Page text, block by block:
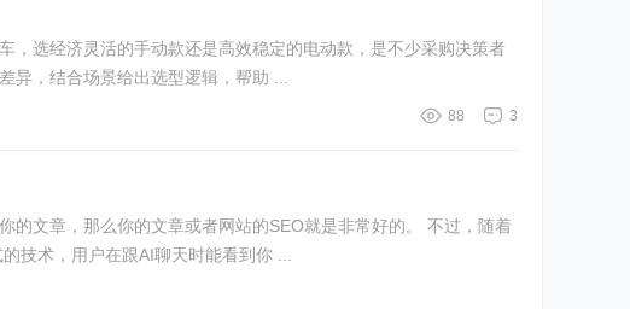
，选经济灵活的手动款还是高效稳定的电动款，是不少采购决策者
，结合场景给出选型逻辑，帮助 ...
3
88
那么你的文章或者网站的SEO就是非常好的。 不过，随着
技术，用户在跟AI聊天时能看到你 ...